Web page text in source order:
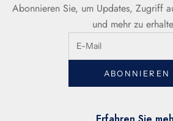
Abonnieren Sie, um Updates, Zugriff
und mehr zu
ABONNIEREN